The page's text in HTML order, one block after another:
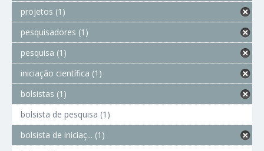
projetos (1)
pesquisadores (1)
pesquisa (1)
iniciação científica (1)
bolsistas (1)
bolsista de pesquisa (1)
bolsista de iniciaç... (1)